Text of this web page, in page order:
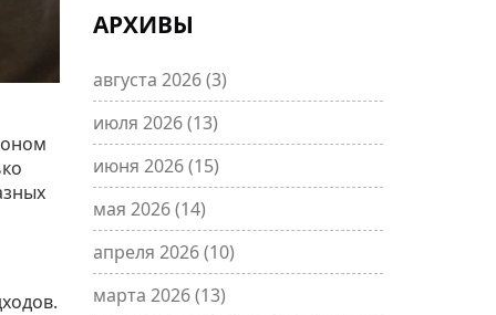
АРХИВЫ
августа 2026(3)
июля 2026(13)
июня 2026(15)
мая 2026(14)
апреля 2026(10)
марта 2026(13)